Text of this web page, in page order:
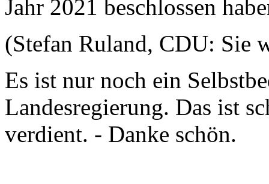
Jahr 2021 beschlossen
(Stefan Ruland, CDU: Sie
Es ist nur noch ein
Landesregierung. Das ist
verdient. - Danke schön.